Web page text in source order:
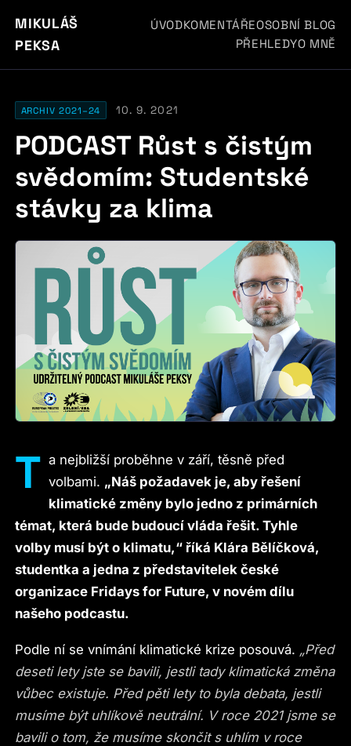
MIKULÁŠ
PEKSA
ÚVODKOMENTÁŘEOSOBNÍ BLOG
PŘEHLEDYO MNĚ
ARCHIV 2021–24 10. 9. 2021
PODCAST Růst s čistým
svědomím: Studentské
stávky za klima
T a nejbližší proběhne v září, těsně před
volbami. „Náš požadavek je, aby řešení
klimatické změny bylo jedno z primárních
témat, která bude budoucí vláda řešit. Tyhle
volby musí být o klimatu,“ říká Klára Bělíčková,
studentka a jedna z představitelek české
organizace Fridays for Future, v novém dílu
našeho podcastu.
Podle ní se vnímání klimatické krize posouvá. „Před
deseti lety jste se bavili, jestli tady klimatická změna
vůbec existuje. Před pěti lety to byla debata, jestli
musíme být uhlíkově neutrální. V roce 2021 jsme se
bavili o tom, že musíme skončit s uhlím v roce